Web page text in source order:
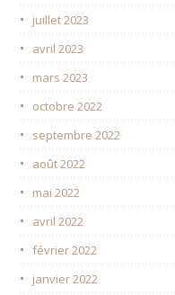
juillet 2023
avril 2023
mars 2023
octobre 2022
septembre 2022
août 2022
mai 2022
avril 2022
février 2022
janvier 2022